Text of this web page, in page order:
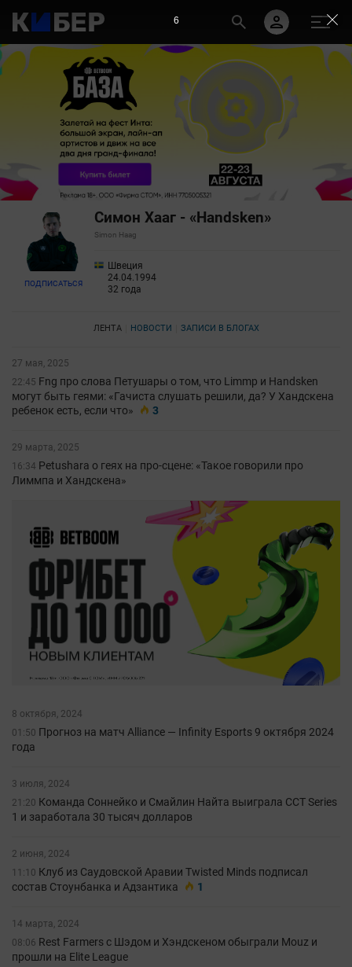
ПОДПИСАТЬСЯ
Симон Хааг - «Handsken»
Simon Haag
Швеция
24.04.1994
32 года
ЛЕНТА НОВОСТИ ЗАПИСИ В БЛОГАХ
27 мая, 2025
22:45 Fng про слова Петушары о том, что Limmp и Handsken
могут быть геями: «Гачиста слушать решили, да? У Хандскена
ребенок есть, если что»
3
29 марта, 2025
16:34 Petushara о геях на про-сцене: «Такое говорили про
Лиммпа и Хандскена»
8 октября, 2024
01:50 Прогноз на матч Alliance — Infinity Esports 9 октября 2024
года
3 июля, 2024
21:20 Команда Соннейко и Смайлин Найта выиграла CCT Series
1 и заработала 30 тысяч долларов
2 июня, 2024
11:10 Клуб из Саудовской Аравии Twisted Minds подписал
состав Стоунбанка и Адзантика
1
14 марта, 2024
08:06 Rest Farmers с Шэдом и Хэндскеном обыграли Mouz и
прошли на Elite League
5